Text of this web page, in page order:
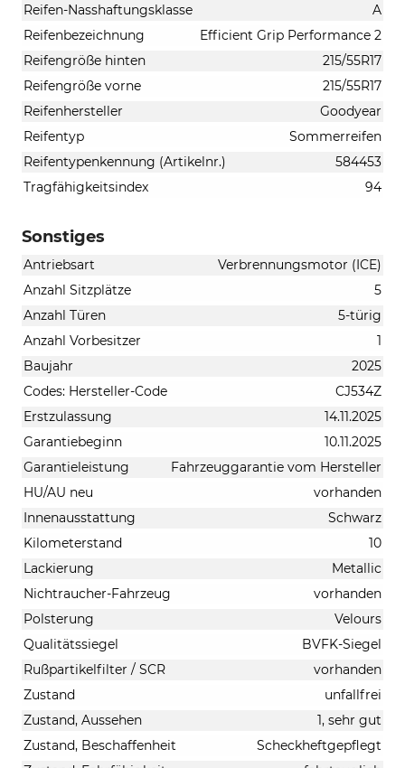
Reifen-Nasshaftungsklasse
A
Reifenbezeichnung
Efficient Grip Performance 2
Reifengröße hinten
215/55R17
Reifengröße vorne
215/55R17
Reifenhersteller
Goodyear
Reifentyp
Sommerreifen
Reifentypenkennung (Artikelnr.)
584453
Tragfähigkeitsindex
94
Sonstiges
Antriebsart
Verbrennungsmotor (ICE)
Anzahl Sitzplätze
5
Anzahl Türen
5-türig
Anzahl Vorbesitzer
1
Baujahr
2025
Codes: Hersteller-Code
CJ534Z
Erstzulassung
14.11.2025
Garantiebeginn
10.11.2025
Garantieleistung
Fahrzeuggarantie vom Hersteller
HU/AU neu
vorhanden
Innenausstattung
Schwarz
Kilometerstand
10
Lackierung
Metallic
Nichtraucher-Fahrzeug
vorhanden
Polsterung
Velours
Qualitätssiegel
BVFK-Siegel
Rußpartikelfilter / SCR
vorhanden
Zustand
unfallfrei
Zustand, Aussehen
1, sehr gut
Zustand, Beschaffenheit
Scheckheftgepflegt